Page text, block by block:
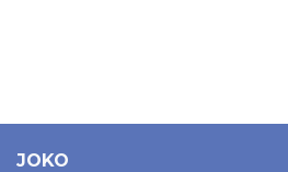
JOKO